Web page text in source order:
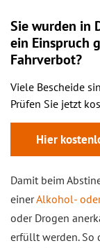
Sie wurden in
ein Einspruch
Fahrverbot?
Viele Bescheide
Prüfen Sie jetzt
Hier
Damit beim
einerAlkohol-
oder Drogen
erfüllt werden. So